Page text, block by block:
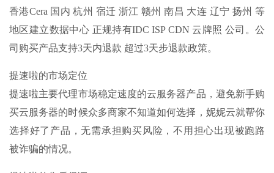
香港Cera 国内 杭州 宿迁 浙江 赣州 南昌 大连 辽宁 扬州 等
地区建立数据中心 正规持有IDC ISP CDN 云牌照 公司。公
司购买产品支持3天内退款 超过3天步退款政策。
提速啦的市场定位
提速啦主要代理市场稳定速度的云服务器产品，避免新手购
买云服务器的时候众多商家不知道如何选择，妮妮云就帮你
选择好了产品，无需承担购买风险，不用担心出现被跑路
被诈骗的情况。